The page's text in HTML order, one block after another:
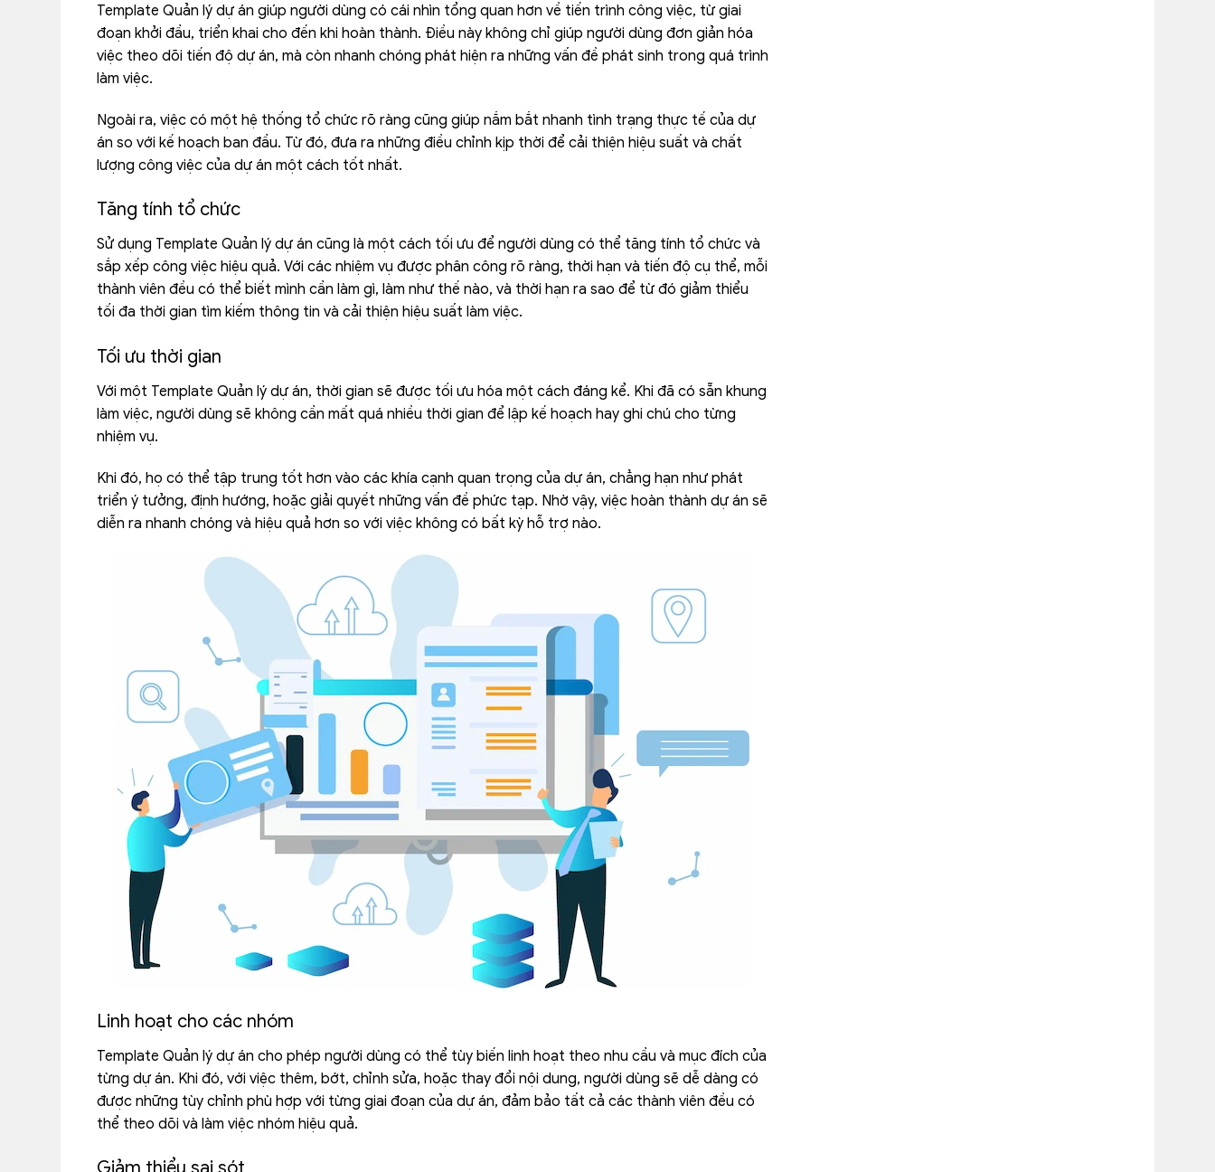
Template Quản lý dự án giúp người dùng có cái nhìn tổng quan hơn về tiến trình công việc, từ giai
đoạn khởi đầu, triển khai cho đến khi hoàn thành. Điều này không chỉ giúp người dùng đơn giản hóa
việc theo dõi tiến độ dự án, mà còn nhanh chóng phát hiện ra những vấn đề phát sinh trong quá trình
làm việc.
Ngoài ra, việc có một hệ thống tổ chức rõ ràng cũng giúp nắm bắt nhanh tình trạng thực tế của dự
án so với kế hoạch ban đầu. Từ đó, đưa ra những điều chỉnh kịp thời để cải thiện hiệu suất và chất
lượng công việc của dự án một cách tốt nhất.
Tăng tính tổ chức
Sử dụng Template Quản lý dự án cũng là một cách tối ưu để người dùng có thể tăng tính tổ chức và
sắp xếp công việc hiệu quả. Với các nhiệm vụ được phân công rõ ràng, thời hạn và tiến độ cụ thể, mỗi
thành viên đều có thể biết mình cần làm gì, làm như thế nào, và thời hạn ra sao để từ đó giảm thiểu
tối đa thời gian tìm kiếm thông tin và cải thiện hiệu suất làm việc.
Tối ưu thời gian
Với một Template Quản lý dự án, thời gian sẽ được tối ưu hóa một cách đáng kể. Khi đã có sẵn khung
làm việc, người dùng sẽ không cần mất quá nhiều thời gian để lập kế hoạch hay ghi chú cho từng
nhiệm vụ.
Khi đó, họ có thể tập trung tốt hơn vào các khía cạnh quan trọng của dự án, chẳng hạn như phát
triển ý tưởng, định hướng, hoặc giải quyết những vấn đề phức tạp. Nhờ vậy, việc hoàn thành dự án sẽ
diễn ra nhanh chóng và hiệu quả hơn so với việc không có bất kỳ hỗ trợ nào.
Linh hoạt cho các nhóm
Template Quản lý dự án cho phép người dùng có thể tùy biến linh hoạt theo nhu cầu và mục đích của
từng dự án. Khi đó, với việc thêm, bớt, chỉnh sửa, hoặc thay đổi nội dung, người dùng sẽ dễ dàng có
được những tùy chỉnh phù hợp với từng giai đoạn của dự án, đảm bảo tất cả các thành viên đều có
thể theo dõi và làm việc nhóm hiệu quả.